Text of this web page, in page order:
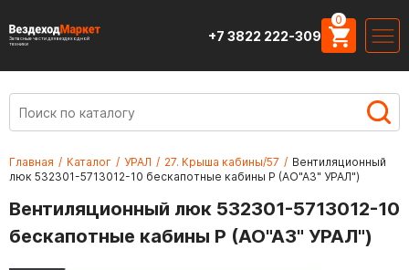
Запасные части для вездеходной
техники
+7 3822 222-309
0
Главная / Каталог / УРАЛ / 27. Крыша кабины/57 / Вентиляционный
люк 532301-5713012-10 бескапотные кабины Р (АО"АЗ" УРАЛ")
Вентиляционный люк 532301-5713012-10
бескапотные кабины Р (АО"АЗ" УРАЛ")